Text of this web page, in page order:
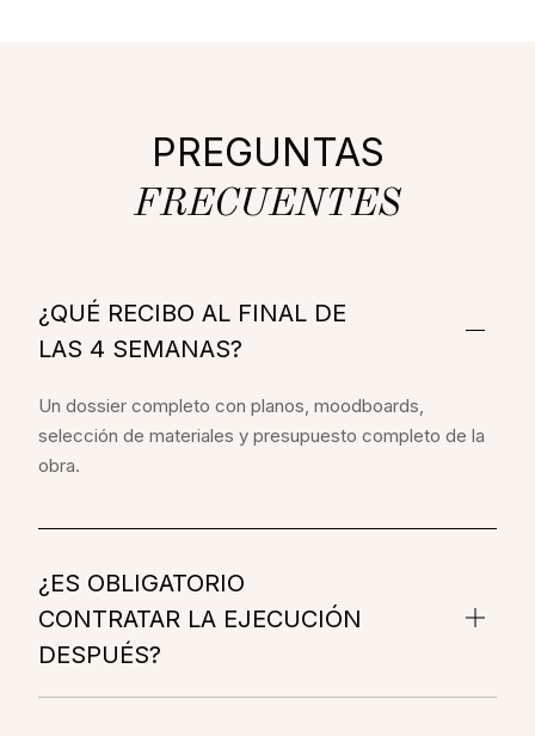
PREGUNTAS
FRECUENTES
¿QUÉ RECIBO AL FINAL DE
LAS 4 SEMANAS?
Un dossier completo con planos, moodboards,
selección de materiales y presupuesto completo de la
obra.
¿ES OBLIGATORIO
CONTRATAR LA EJECUCIÓN
DESPUÉS?